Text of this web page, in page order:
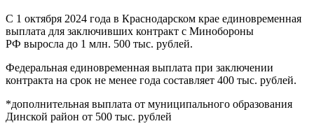
С 1 октября 2024 года в Краснодарском крае единовременная
выплата для заключивших контракт с Минобороны
РФ выросла до 1 млн. 500 тыс. рублей.
Федеральная единовременная выплата при заключении
контракта на срок не менее года составляет 400 тыс. рублей.
*дополнительная выплата от муниципального образования
Динской район от 500 тыс. рублей